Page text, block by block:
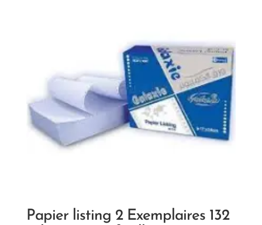
Papier listing 2 Exemplaires 132